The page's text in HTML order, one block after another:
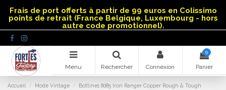
Frais de port offerts à partir de 99 euros en Colissimo
points de retrait (France Belgique, Luxembourg - hors
autre code promotionnel).
Menu Rechercher Connexion
0
Panier
Accueil Mode Vintage
Bottines 8085 Iron Ranger Copper Rough & Tough